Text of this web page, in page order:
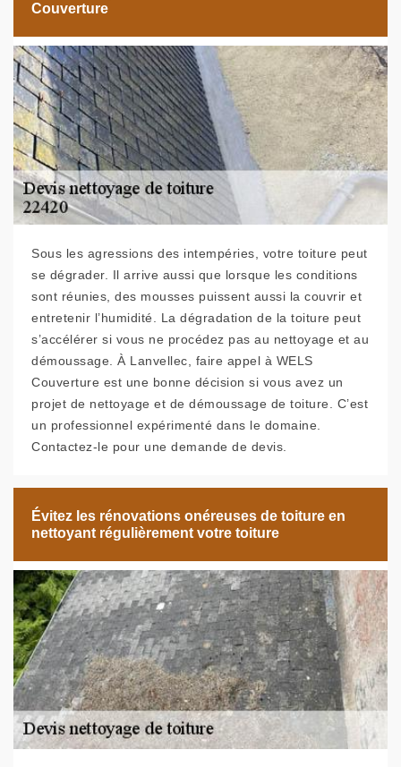
Couverture
Sous les agressions des intempéries, votre toiture peut
se dégrader. Il arrive aussi que lorsque les conditions
sont réunies, des mousses puissent aussi la couvrir et
entretenir l’humidité. La dégradation de la toiture peut
s’accélérer si vous ne procédez pas au nettoyage et au
démoussage. À Lanvellec, faire appel à WELS
Couverture est une bonne décision si vous avez un
projet de nettoyage et de démoussage de toiture. C’est
un professionnel expérimenté dans le domaine.
Contactez-le pour une demande de devis.
Évitez les rénovations onéreuses de toiture en
nettoyant régulièrement votre toiture